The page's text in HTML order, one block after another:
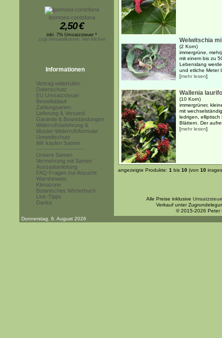
Ipomoea cordofana
2,50€
inkl. 7% Umsatzsteuer *
zzgl.Versandkosten, hier klicken
Informationen
Vertrag widerrufen
Datenschutz
EU Umsatzsteuer
Bestellablauf
Zahlungsarten
Lieferung & Versand
Garantie & Beanstandungen
Widerrufsbelehrung &
Muster-Widerrufsformular
Umweltschutz
Wir kaufen Samen
------------------------
Unsere Samen
Vermehrung mit Samen
Aussaatanleitung
FAQ-Fragen zur Anzucht
Warnhinweis
Klimazone
Botanisches Wörterbuch
Link-Tipps
Danke
Welwitschia
(2 Korn)
immergrüne,
mit einem bis zu
Lebenslang
und etliche Meter
[mehr lesen]
Wallenia
(10 Korn)
immergrüner,
mit
ledrigen, elliptisch
Blättern. Der
[mehr lesen]
angezeigte Produkte: 1 bis 10 (von 10
Alle Preise inklusive
Verkauf unter
© 2015-2026 Peter
Donnerstag, 6. August 2026